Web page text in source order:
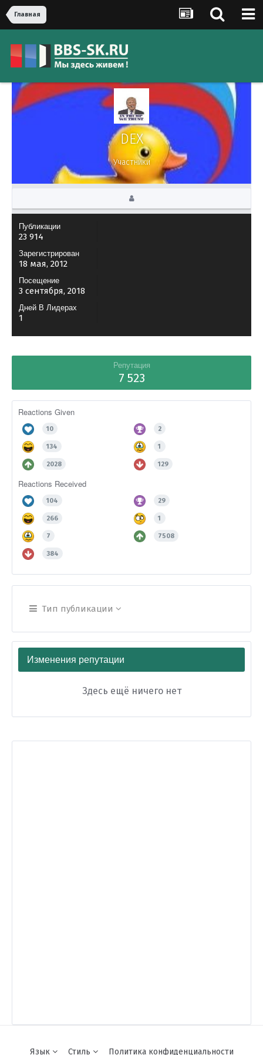
Главная
DEX
Участники
Публикации
23 914
Зарегистрирован
18 мая, 2012
Посещение
3 сентября, 2018
Дней В Лидерах
1
Репутация
7 523
Reactions Given
10 2
134 1
2028 129
Reactions Received
104 29
266 1
7 7508
384
Тип публикации
Изменения репутации
Здесь ещё ничего нет
Язык Стиль Политика конфиденциальности